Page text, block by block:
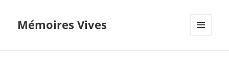
Mémoires Vives